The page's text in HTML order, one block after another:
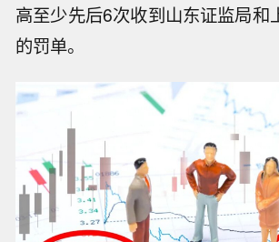
高至少先后6次收到山东证监局和
的罚单。